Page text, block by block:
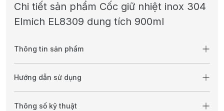
Chi tiết sản phẩm Cốc giữ nhiệt inox 304
Elmich EL8309 dung tích 900ml
Thông tin sản phẩm
Hướng dẫn sử dụng
Thông số kỹ thuật